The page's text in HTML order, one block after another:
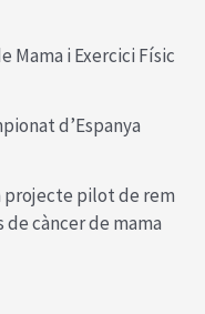
Mama i Exercici Físic
d’Espanya
projecte pilot de rem
càncer de mama